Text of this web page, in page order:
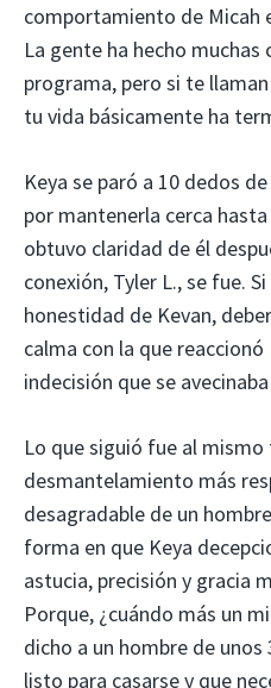
comportamiento de Micah
La gente ha hecho
programa, pero si te
tu vida básicamente ha
Keya se paró a 10 dedos
por mantenerla cerca
obtuvo claridad de él
conexión, Tyler L., se fue.
honestidad de Kevan,
calma con la que
indecisión que se
Lo que siguió fue al
desmantelamiento más
desagradable de un
forma en que Keya
astucia, precisión y gracia
Porque, ¿cuándo más un
dicho a un hombre de
listo para casarse y que